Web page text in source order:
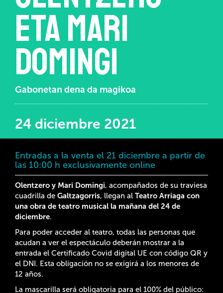
ETA MARI
DOMINGI
Gabonetan dena da magikoa
24 diciembre 2021
Entradas a la venta el 21 diciembre a partir de
las 10:00 h exclusivamente online
Olentzero y Mari Domingi, acompañados de su traviesa
cuadrilla de Galtzagorris, llegan al Teatro Arriaga con
una obra de teatro musical la mañana del 24 de
diciembre.
Para poder acceder al teatro, todas las personas que
acudan a ver el espectáculo deberán mostrar a la
entrada el Certificado Covid digital UE con código QR y
el DNI. Esta obligación no se exigirá a los menores de
12 años.
La mascarilla será obligatoria para el 100% del público: